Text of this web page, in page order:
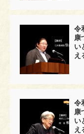
令
康
い
え
令
康
い
え